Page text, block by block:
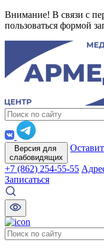
Внимание! В связи с
пользоваться формой
Версия для
слабовидящих
+7 (862) 254-55-55
Записаться